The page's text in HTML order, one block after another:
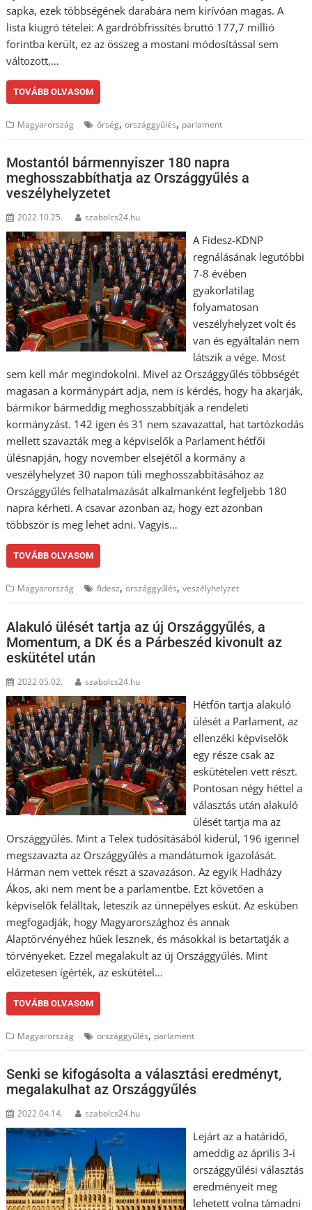
sapka, ezek többségének darabára nem kirívóan magas. A
lista kiugró tételei: A gardróbfrissítés bruttó 177,7 millió
forintba került, ez az összeg a mostani módosítással sem
változott,…
TOVÁBB OLVASOM
Magyarország őrség,országgyűlés, parlament
Mostantól bármennyiszer 180 napra
meghosszabbíthatja az Országgyűlés a
veszélyhelyzetet
2022.10.25. szabolcs24.hu
A Fidesz-KDNP
regnálásának legutóbbi
7-8 évében
gyakorlatilag
folyamatosan
veszélyhelyzet volt és
van és egyáltalán nem
látszik a vége. Most
sem kell már megindokolni. Mivel az Országgyűlés többségét
magasan a kormánypárt adja, nem is kérdés, hogy ha akarják,
bármikor bármeddig meghosszabbítják a rendeleti
kormányzást. 142 igen és 31 nem szavazattal, hat tartózkodás
mellett szavazták meg a képviselők a Parlament hétfői
ülésnapján, hogy november elsejétől a kormány a
veszélyhelyzet 30 napon túli meghosszabbításához az
Országgyűlés felhatalmazását alkalmanként legfeljebb 180
napra kérheti. A csavar azonban az, hogy ezt azonban
többször is meg lehet adni. Vagyis…
TOVÁBB OLVASOM
Magyarország fidesz,országgyűlés,veszélyhelyzet
Alakuló ülését tartja az új Országgyűlés, a
Momentum, a DK és a Párbeszéd kivonult az
eskütétel után
2022.05.02. szabolcs24.hu
Hétfőn tartja alakuló
ülését a Parlament, az
ellenzéki képviselők
egy része csak az
eskütételen vett részt.
Pontosan négy héttel a
választás után alakuló
ülését tartja ma az
Országgyűlés. Mint a Telex tudósításából kiderül, 196 igennel
megszavazta az Országgyűlés a mandátumok igazolását.
Hárman nem vettek részt a szavazáson. Az egyik Hadházy
Ákos, aki nem ment be a parlamentbe. Ezt követően a
képviselők felálltak, leteszik az ünnepélyes esküt. Az esküben
megfogadják, hogy Magyarországhoz és annak
Alaptörvényéhez hűek lesznek, és másokkal is betartatják a
törvényeket. Ezzel megalakult az új Országgyűlés. Mint
előzetesen ígérték, az eskütétel…
TOVÁBB OLVASOM
Magyarország országgyűlés, parlament
Senki se kifogásolta a választási eredményt,
megalakulhat az Országgyűlés
2022.04.14. szabolcs24.hu
Lejárt az a határidő,
ameddig az április 3-i
országgyűlési választás
eredményeit meg
lehetett volna támadni